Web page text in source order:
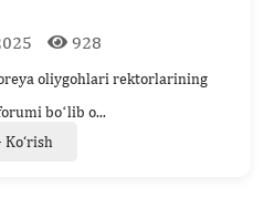
928
oliygohlari rektorlarining
boʻlib o...
Ko‘rish